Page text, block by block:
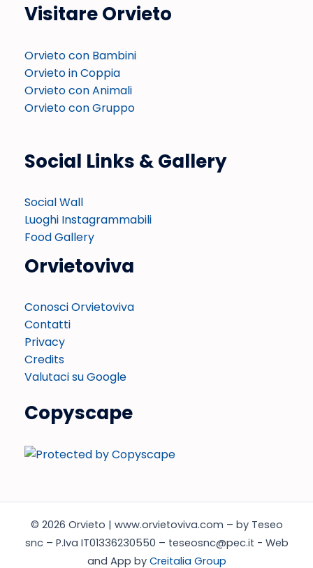
Visitare Orvieto
Orvieto con Bambini
Orvieto in Coppia
Orvieto con Animali
Orvieto con Gruppo
Social Links & Gallery
Social Wall
Luoghi Instagrammabili
Food Gallery
Orvietoviva
Conosci Orvietoviva
Contatti
Privacy
Credits
Valutaci su Google
Copyscape
© 2026 Orvieto | www.orvietoviva.com – by Teseo
snc – P.Iva IT01336230550 – teseosnc@pec.it - Web
and App by Creitalia Group